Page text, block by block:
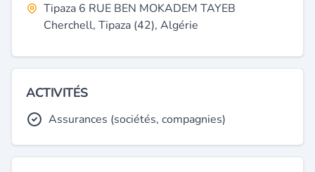
Tipaza 6 RUE BEN MOKADEM TAYEB
Cherchell, Tipaza (42), Algérie
ACTIVITÉS
Assurances (sociétés, compagnies)